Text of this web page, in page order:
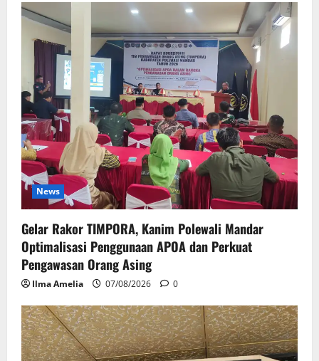
News
Gelar Rakor TIMPORA, Kanim Polewali Mandar
Optimalisasi Penggunaan APOA dan Perkuat
Pengawasan Orang Asing
Ilma Amelia 07/08/2026 0